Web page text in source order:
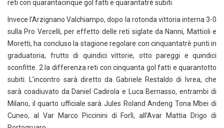
reti con quarantacinque gol fatti e quarantatré subiti.
Invece l’Arzignano Valchiampo, dopo la rotonda vittoria interna 3-0
sulla Pro Vercelli, per effetto delle reti siglate da Nanni, Mattioli e
Moretti, ha concluso la stagione regolare con cinquantatrè punti in
graduatoria, frutto di quindici vittorie, otto pareggi e quindici
sconfitte. 2 la differenza reti con cinquanta gol fatti e quarantotto
subiti. L’incontro sarà diretto da Gabriele Restaldo di Ivrea, che
sarà coadiuvato da Daniel Cadirola e Luca Bernasso, entrambi di
Milano, il quarto ufficiale sarà Jules Roland Andeng Tona Mbei di
Cuneo, al Var Marco Piccinini di Forlì, all’Avar Mattia Drigo di